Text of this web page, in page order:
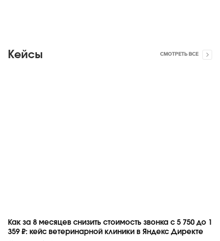
Кейсы СМОТРЕТЬ ВСЕ
Как за 8 месяцев снизить стоимость звонка с 5 750 до 1
359 ₽: кейс ветеринарной клиники в Яндекс Директе